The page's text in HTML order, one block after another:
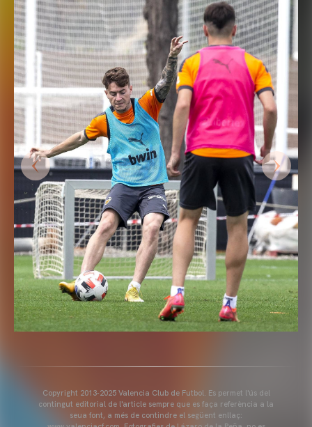
Copyright 2013-2025 Valencia Club de Futbol. Es permet l'ús del
contingut editorial de l'article sempre que es faça referència a la
seua font, a més de contindre el següent enllaç: